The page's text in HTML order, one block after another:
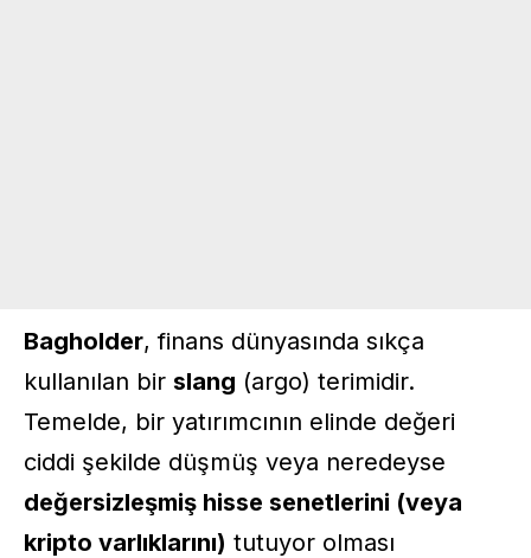
Bagholder, finans dünyasında sıkça
kullanılan bir slang (argo) terimidir.
Temelde, bir yatırımcının elinde değeri
ciddi şekilde düşmüş veya neredeyse
değersizleşmiş hisse senetlerini (veya
kripto varlıklarını) tutuyor olması